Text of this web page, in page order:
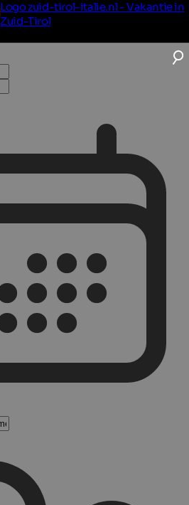
Logo zuid-tirol-italie.nl - Vakantie in
Zuid-Tirol